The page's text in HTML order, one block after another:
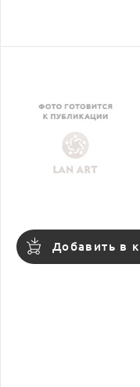
Добавить в